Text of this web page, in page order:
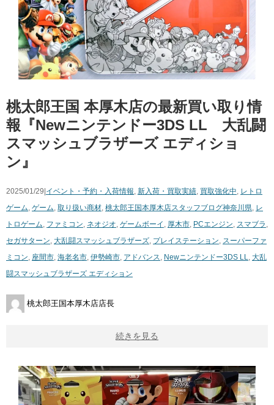
桃太郎王国 本厚木店の最新買い取り情
報『Newニンテンドー3DS LL 大乱闘
スマッシュブラザーズ エディショ
ン』
2025/01/29| イベント・予約・入荷情報, 新入荷・買取実績, 買取強化中, レトロ
ゲーム, ゲーム, 取り扱い商材, 桃太郎王国本厚木店スタッフブログ神奈川県, レ
トロゲーム, ファミコン, ネオジオ, ゲームボーイ , 厚木市, PCエンジン, スマブラ ,
セガサターン, 大乱闘スマッシュブラザーズ, プレイステーション, スーパーファ
ミコン, 座間市, 海老名市, 伊勢崎市, アドバンス, Newニンテンドー3DS LL, 大乱
闘スマッシュブラザーズ エディション
桃太郎王国本厚木店店長
続きを見る